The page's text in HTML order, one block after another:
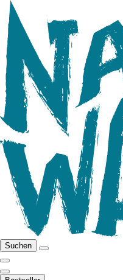
Suchen